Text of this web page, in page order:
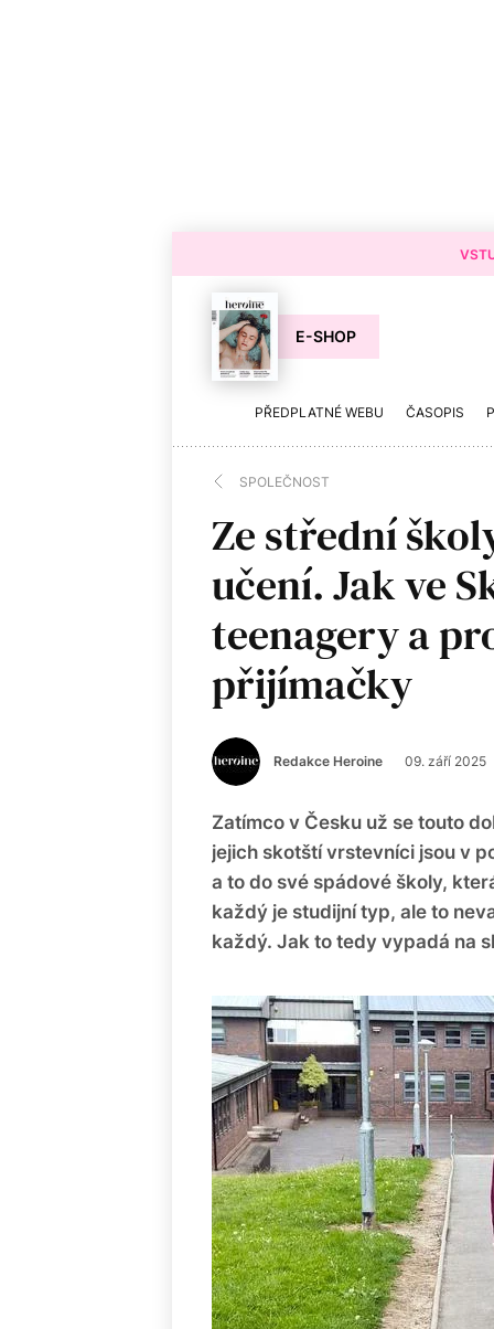
E-SHOP
PŘEDPLATNÉ WEBU ČASOPIS
SPOLEČNOST
Ze střední
učení. Jak ve
teenagery a
přijímačky
Redakce Heroine 09. září 2025
Zatímco v Česku už se touto
jejich skotští vrstevníci jsou v
a to do své spádové školy,
každý je studijní typ, ale to
každý. Jak to tedy vypadá na